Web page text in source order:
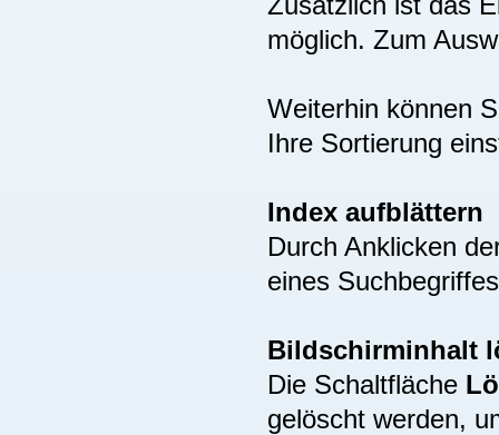
möglich. Zum
Weiterhin können
Ihre Sortierung
Index aufblättern
Durch Anklicken
eines
Bildschirminhalt
Die Schaltfläche
gelöscht werden,